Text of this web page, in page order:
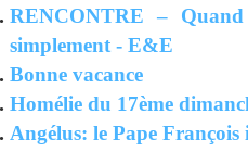
RENCONTRE –
simplement - E&E
Bonne vacance
Homélie du 17ème
Angélus: le Pape